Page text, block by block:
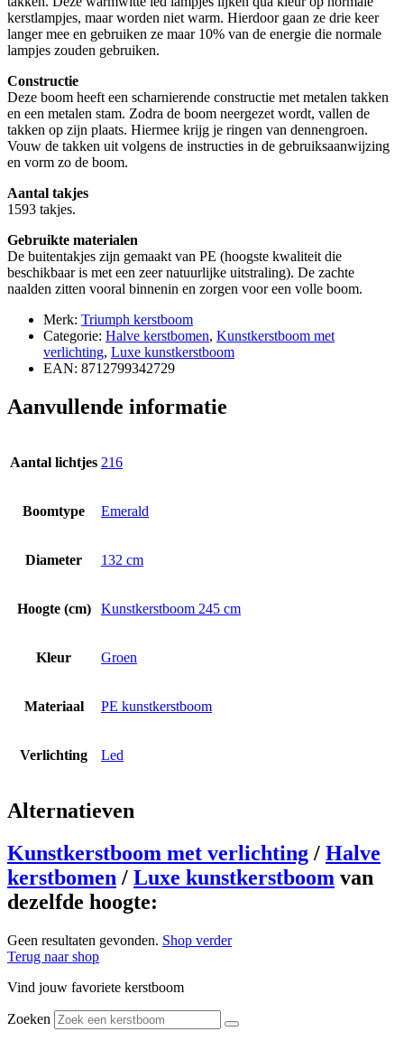
kerstlampjes, maar worden niet warm. Hierdoor gaan ze drie keer
langer mee en gebruiken ze maar 10% van de energie die normale
lampjes zouden gebruiken.
Constructie
Deze boom heeft een scharnierende constructie met metalen takken
en een metalen stam. Zodra de boom neergezet wordt, vallen de
takken op zijn plaats. Hiermee krijg je ringen van dennengroen.
Vouw de takken uit volgens de instructies in de gebruiksaanwijzing
en vorm zo de boom.
Aantal takjes
1593 takjes.
Gebruikte materialen
De buitentakjes zijn gemaakt van PE (hoogste kwaliteit die
beschikbaar is met een zeer natuurlijke uitstraling). De zachte
naalden zitten vooral binnenin en zorgen voor een volle boom.
Merk: Triumph kerstboom
Categorie: Halve kerstbomen, Kunstkerstboom met
verlichting, Luxe kunstkerstboom
EAN: 8712799342729
Aanvullende informatie
Aantal lichtjes 216
Boomtype Emerald
Diameter 132 cm
Hoogte (cm) Kunstkerstboom 245 cm
Kleur Groen
Materiaal PE kunstkerstboom
Verlichting Led
Alternatieven
Kunstkerstboom met verlichting / Halve
kerstbomen / Luxe kunstkerstboom van
dezelfde hoogte:
Geen resultaten gevonden. Shop verder
Terug naar shop
Vind jouw favoriete kerstboom
Zoeken